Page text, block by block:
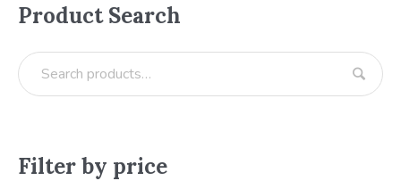
Product Search
Filter by price